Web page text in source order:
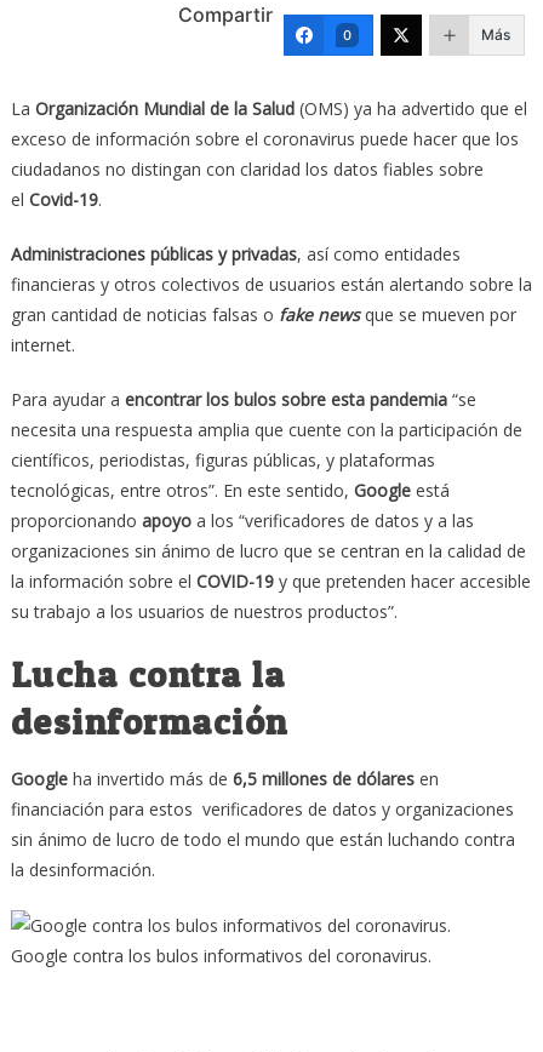
Compartir
0 Más
La Organización Mundial de la Salud(OMS) ya ha advertido que el
exceso de información sobre el coronavirus puede hacer que los
ciudadanos no distingan con claridad los datos fiables sobre
el Covid-19.
Administraciones públicas y privadas, así como entidades
financieras y otros colectivos de usuarios están alertando sobre la
gran cantidad de noticias falsas o fake newsque se mueven por
internet.
Para ayudar a encontrar los bulos sobre esta pandemia“se
necesita una respuesta amplia que cuente con la participación de
científicos, periodistas, figuras públicas, y plataformas
tecnológicas, entre otros”. En este sentido, Googleestá
proporcionando apoyoa los “verificadores de datos y a las
organizaciones sin ánimo de lucro que se centran en la calidad de
la información sobre el COVID-19y que pretenden hacer accesible
su trabajo a los usuarios de nuestros productos”.
Lucha contra la
desinformación
Googleha invertido más de 6,5 millones de dólaresen
financiación para estos verificadores de datos y organizaciones
sin ánimo de lucro de todo el mundo que están luchando contra
la desinformación.
Google contra los bulos informativos del coronavirus.